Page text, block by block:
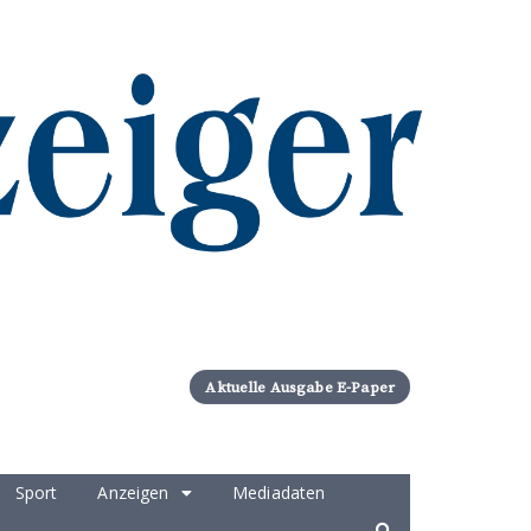
Aktuelle Ausgabe E-Paper
Sport Anzeigen
Mediadaten